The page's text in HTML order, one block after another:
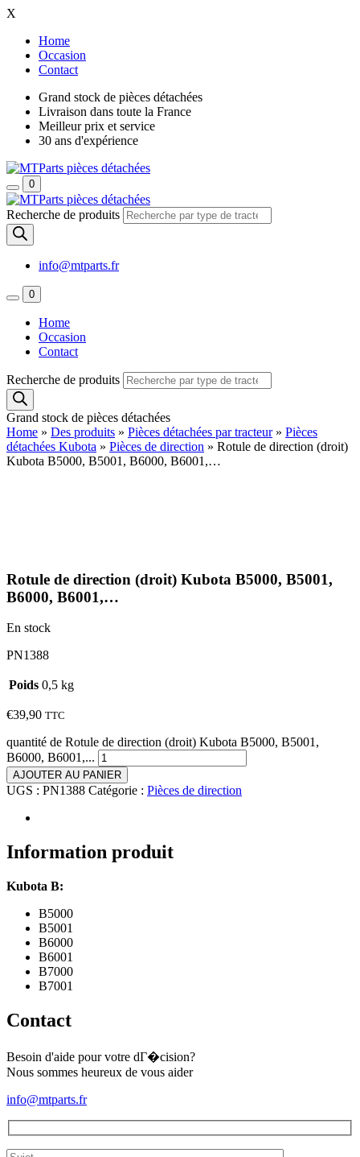
X
Home
Occasion
Contact
Grand stock de pièces détachées
Livraison dans toute la France
Meilleur prix et service
30 ans d'expérience
0
Recherche de produits
info@mtparts.fr
0
Home
Occasion
Contact
Recherche de produits
Grand stock de pièces détachées
Home » Des produits » Pièces détachées par tracteur» Pièces
détachées Kubota » Pièces de direction » Rotule de direction (droit)
Kubota B5000, B5001, B6000, B6001,…
Rotule de direction (droit) Kubota B5000, B5001,
B6000, B6001,…
En stock
PN1388
Poids 0,5 kg
€39,90 TTC
quantité de Rotule de direction (droit) Kubota B5000, B5001,
B6000, B6001,...
AJOUTER AU PANIER
UGS : PN1388 Catégorie : Pièces de direction
Information produit
Kubota B:
B5000
B5001
B6000
B6001
B7000
B7001
Contact
Besoin d'aide pour votre dГ�cision?
Nous sommes heureux de vous aider
info@mtparts.fr